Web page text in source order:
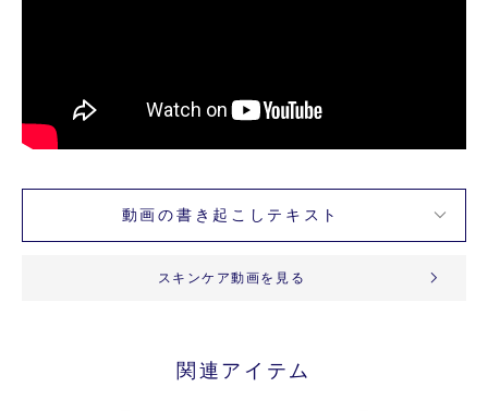
動画の書き起こしテキスト
スキンケア動画を見る
関連アイテム